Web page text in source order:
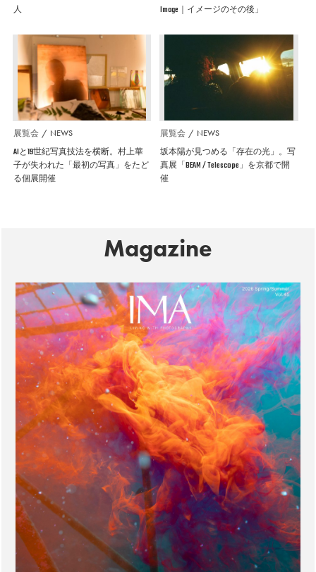
人
Image｜イメージのその後」
展覧会 NEWS
AIと19世紀写真技法を横断。村上華
子が失われた「最初の写真」をたど
る個展開催
展覧会 NEWS
坂本陽が見つめる「存在の光」。写
真展「BEAM / Telescope」を京都で開
催
Magazine